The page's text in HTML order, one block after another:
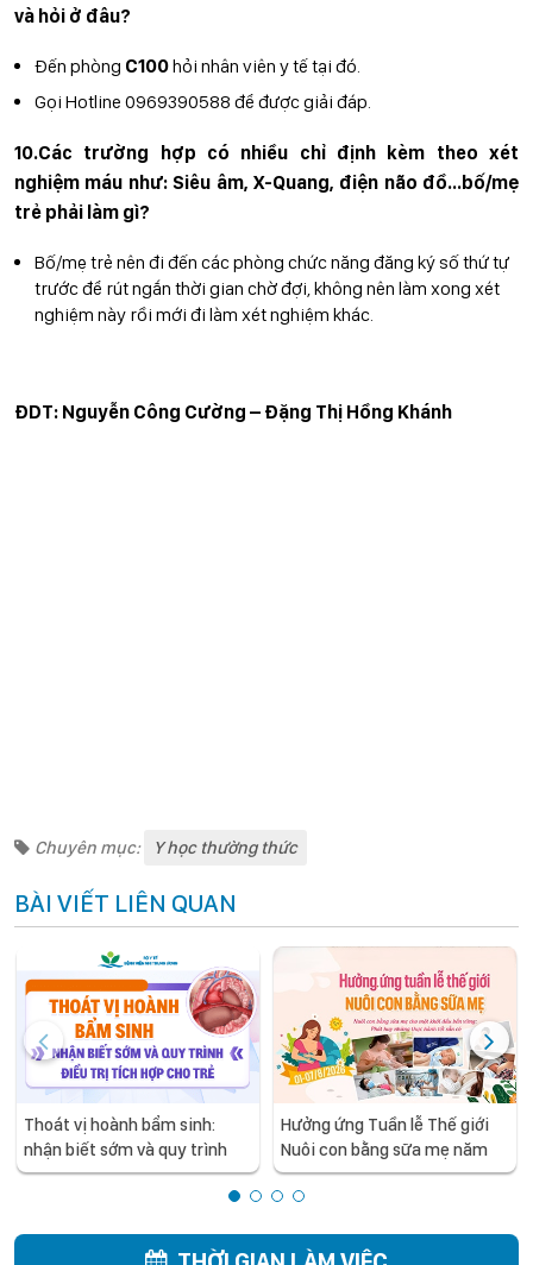
và hỏi ở đâu?
Đến phòng C100hỏi nhân viên y tế tại đó.
Gọi Hotline 0969390588 để được giải đáp.
10.Các trường hợp có nhiều chỉ định kèm theo xét
nghiệm máu như: Siêu âm, X-Quang, điện não đồ...bố/mẹ
trẻ phải làm gì?
Bố/mẹ trẻ nên đi đến các phòng chức năng đăng ký số thứ tự
trước để rút ngắn thời gian chờ đợi, không nên làm xong xét
nghiệm này rồi mới đi làm xét nghiệm khác.
ĐDT: Nguyễn Công Cường – Đặng Thị Hồng Khánh
Chuyên mục: Y học thường thức
BÀI VIẾT LIÊN QUAN
Thoát vị hoành bẩm sinh:
nhận biết sớm và quy trình
điều trị tích hợp cho trẻ -
Hưởng ứng Tuần lễ Thế giới
Nuôi con bằng sữa mẹ năm
2026